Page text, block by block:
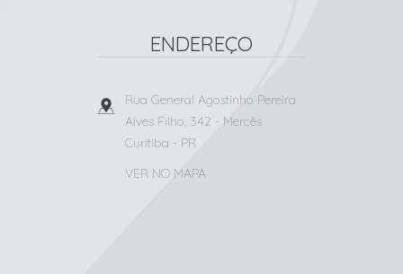
ENDEREÇO
Rua General Agostinho Pereira
Alves Filho, 342 - Mercês
Curitiba - PR
VER NO MAPA